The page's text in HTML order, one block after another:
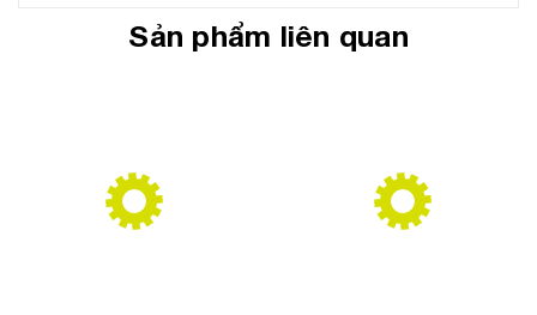
Sản phẩm liên quan